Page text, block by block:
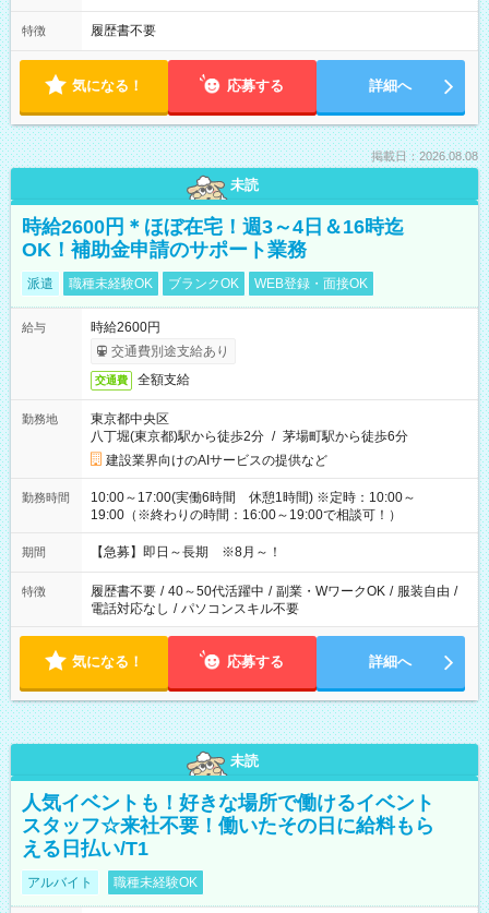
特徴 履歴書不要
気になる！ 応募する 詳細へ
掲載日：2026.08.08
未読
時給2600円＊ほぼ在宅！週3～4日＆16時迄
OK！補助金申請のサポート業務
派遣 職種未経験OK ブランクOK WEB登録・面接OK
給与
時給2600円
交通費別途支給あり
交通費 全額支給
勤務地
東京都中央区
八丁堀(東京都)駅から徒歩2分 / 茅場町駅から徒歩6分
建設業界向けのAIサービスの提供など
勤務時間
10:00～17:00(実働6時間 休憩1時間) ※定時：10:00～
19:00（※終わりの時間：16:00～19:00で相談可！）
期間 【急募】即日～長期 ※8月～！
特徴 履歴書不要 / 40～50代活躍中 / 副業・WワークOK / 服装自由 /
電話対応なし / パソコンスキル不要
気になる！ 応募する 詳細へ
未読
人気イベントも！好きな場所で働けるイベント
スタッフ☆来社不要！働いたその日に給料もら
える日払い/T1
アルバイト 職種未経験OK